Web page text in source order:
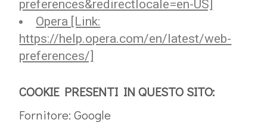
preferences&redirectlocale=en-US]
Opera [Link:
https://help.opera.com/en/latest/web-
preferences/]
COOKIE PRESENTI IN QUESTO SITO:
Fornitore: Google